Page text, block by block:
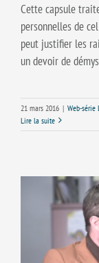
Cette capsule
personnelles de
peut justifier les
un devoir de
21 mars 2016 | Web-série
Lire la suite